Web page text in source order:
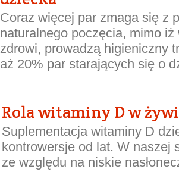
Coraz więcej par zmaga się z
naturalnego poczęcia, mimo
zdrowi, prowadzą higieniczny
aż 20% par starających się o
Rola witaminy D w
Suplementacja witaminy D
kontrowersje od lat. W naszej
ze względu na niskie